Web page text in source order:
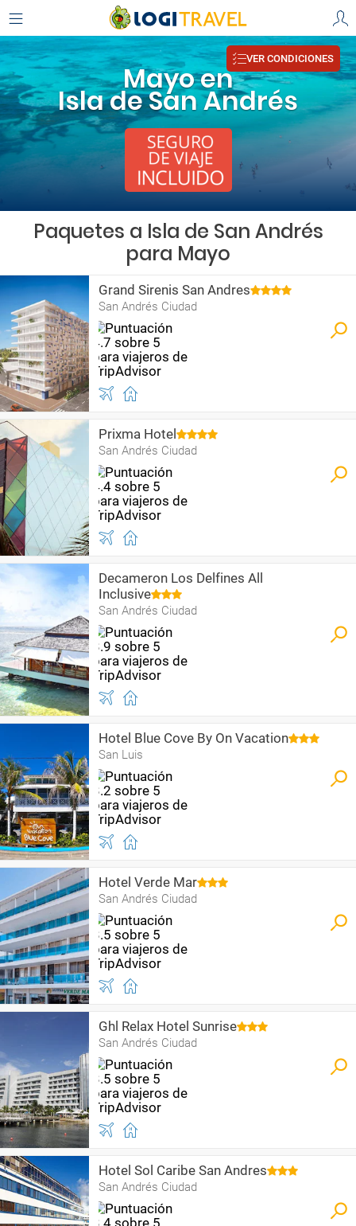
Mayo en
Isla de San Andrés
VER CONDICIONES
Paquetes a Isla de San Andrés
para Mayo
Grand Sirenis San Andres
San Andrés Ciudad
Prixma Hotel
San Andrés Ciudad
Decameron Los Delfines All
Inclusive
San Andrés Ciudad
Hotel Blue Cove By On Vacation
San Luis
Hotel Verde Mar
San Andrés Ciudad
Ghl Relax Hotel Sunrise
San Andrés Ciudad
Hotel Sol Caribe San Andres
San Andrés Ciudad